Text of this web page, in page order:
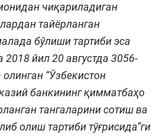
чиқариладиган
тайёрланган
бўлиши тартиби эса
йил 20 августда 3056-
“Ўзбекистон
банкининг қимматбаҳо
тангаларини сотиш ва
олиш тартиби тўғрисида”ги